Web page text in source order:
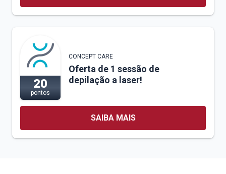
20
pontos
CONCEPT CARE
Oferta de 1 sessão de
depilação a laser!
SAIBA MAIS